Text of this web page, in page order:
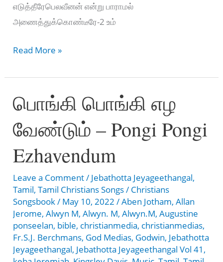
எடுத்தீரேபெலவீனன் என்று பாராமல்
அணைத்துக்கொண்டீரே-2 உம்
உம்மை
என்னால்
–
Ummai
Paadamal
Read More »
பொங்கி பொங்கி எழ
வேண்டும் – Pongi Pongi
Ezhavendum
Leave a Comment/ Jebathotta Jeyageethangal,
Tamil,Tamil Christians Songs/ Christians
Songsbook/ May 10, 2022/Aben Jotham,Allan
Jerome,Alwyn M,Alwyn. M,Alwyn.M,Augustine
ponseelan, bible, christianmedia, christianmedias,
Fr.S.J. Berchmans, God Medias, Godwin, Jebathotta
Jeyageethangal, Jebathotta Jeyageethangal Vol 41 ,